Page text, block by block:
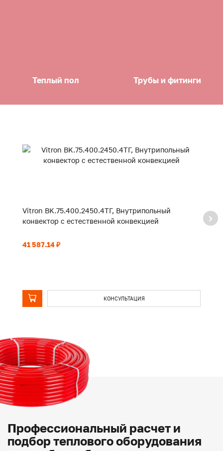
Теплый пол Трубы и фитинги
Vitron BK.75.400.2450.4ТГ, Внутрипольный
конвектор с естественной конвекцией
41 587.14 ₽
КОНСУЛЬТАЦИЯ
Профессиональный расчет и
подбор теплового оборудования